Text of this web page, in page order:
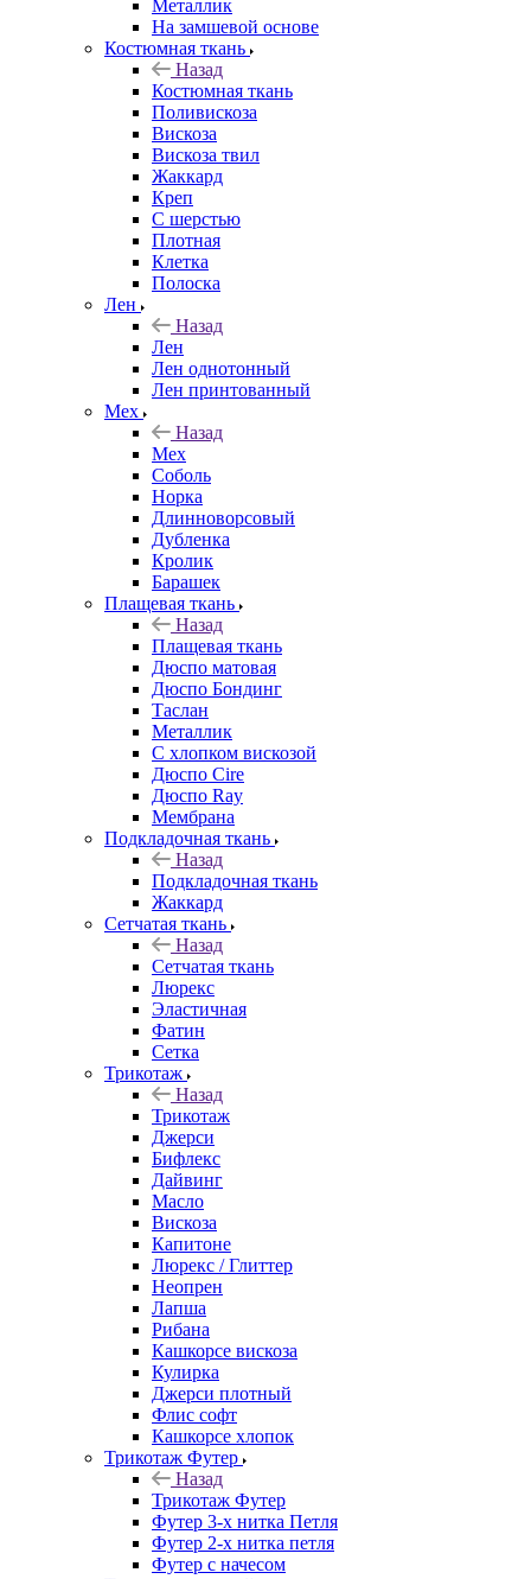
Металлик
На замшевой основе
Костюмная ткань
Назад
Костюмная ткань
Поливискоза
Вискоза
Вискоза твил
Жаккард
Креп
С шерстью
Плотная
Клетка
Полоска
Лен
Назад
Лен
Лен однотонный
Лен принтованный
Мех
Назад
Мех
Соболь
Норка
Длинноворсовый
Дубленка
Кролик
Барашек
Плащевая ткань
Назад
Плащевая ткань
Дюспо матовая
Дюспо Бондинг
Таслан
Металлик
С хлопком вискозой
Дюспо Cire
Дюспо Ray
Мембрана
Подкладочная ткань
Назад
Подкладочная ткань
Жаккард
Сетчатая ткань
Назад
Сетчатая ткань
Люрекс
Эластичная
Фатин
Сетка
Трикотаж
Назад
Трикотаж
Джерси
Бифлекс
Дайвинг
Масло
Вискоза
Капитоне
Люрекс / Глиттер
Неопрен
Лапша
Рибана
Кашкорсе вискоза
Кулирка
Джерси плотный
Флис софт
Кашкорсе хлопок
Трикотаж Футер
Назад
Трикотаж Футер
Футер 3-х нитка Петля
Футер 2-х нитка петля
Футер с начесом